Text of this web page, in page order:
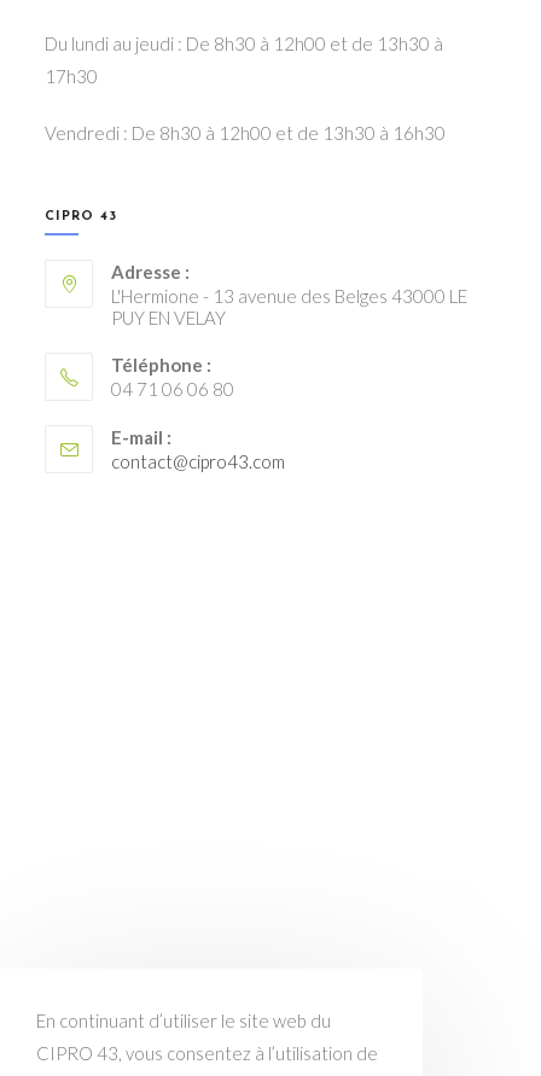
Du lundi au jeudi : De 8h30 à 12h00 et de 13h30 à
17h30
Vendredi : De 8h30 à 12h00 et de 13h30 à 16h30
CIPRO 43
Adresse :
L'Hermione - 13 avenue des Belges 43000 LE
PUY EN VELAY
Téléphone :
04 71 06 06 80
E-mail :
contact@cipro43.com
En continuant d’utiliser le site web du
CIPRO 43, vous consentez à l’utilisation de